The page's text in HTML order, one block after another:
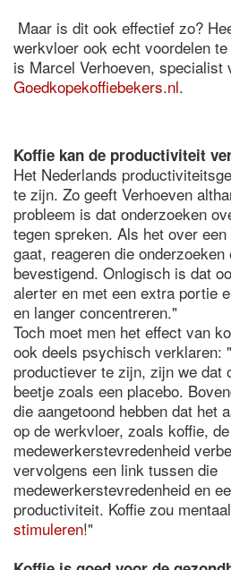
Maar is dit ook effectief zo?
werkvloer ook echt voordelen
is Marcel Verhoeven, specialist
Goedkopekoffiebekers.nl.
Koffie kan de productiviteit
Het Nederlands
te zijn. Zo geeft Verhoeven
probleem is dat onderzoeken
tegen spreken. Als het over
gaat, reageren die onderzoeken
bevestigend. Onlogisch is dat
alerter en met een extra portie
en langer concentreren."
Toch moet men het effect van
ook deels psychisch verklaren:
productiever te zijn, zijn we dat
beetje zoals een placebo.
die aangetoond hebben dat het
op de werkvloer, zoals koffie, de
medewerkerstevredenheid
vervolgens een link tussen die
medewerkerstevredenheid en
productiviteit. Koffie zou
stimuleren!"